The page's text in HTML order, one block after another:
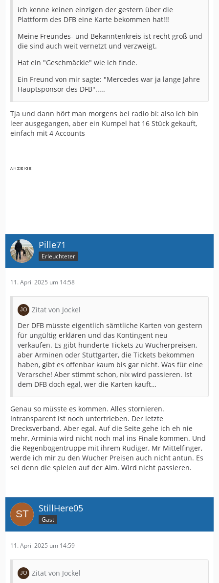
ich kenne keinen einzigen der gestern über die
Plattform des DFB eine Karte bekommen hat!!!
Meine Freundes- und Bekanntenkreis ist recht groß und
die sind auch weit vernetzt und verzweigt.
Hat ein "Geschmäckle" wie ich finde.
Ein Freund von mir sagte: "Mercedes war ja lange Jahre
Hauptsponsor des DFB".....
Tja und dann hört man morgens bei radio bi: also ich bin
leer ausgegangen, aber ein Kumpel hat 16 Stück gekauft,
einfach mit 4 Accounts
Pille71
Erleuchteter
11. April 2025 um 14:58
Zitat von Jockel
Der DFB müsste eigentlich sämtliche Karten von gestern
für ungültig erklären und das Kontingent neu
verkaufen. Es gibt hunderte Tickets zu Wucherpreisen,
aber Arminen oder Stuttgarter, die Tickets bekommen
haben, gibt es offenbar kaum bis gar nicht. Was für eine
Verarsche! Aber stimmt schon, nix wird passieren. Ist
dem DFB doch egal, wer die Karten kauft…
Genau so müsste es kommen. Alles stornieren.
Intransparent ist noch untertrieben. Der letzte
Drecksverband. Aber egal. Auf die Seite gehe ich eh nie
mehr, Arminia wird nicht noch mal ins Finale kommen. Und
die Regenbogentruppe mit ihrem Rüdiger, Mr Mittelfinger,
werde ich mir zu den Wucher Preisen auch nicht antun. Es
sei denn die spielen auf der Alm. Wird nicht passieren.
StillHere05
Gast
11. April 2025 um 14:59
Zitat von Jockel